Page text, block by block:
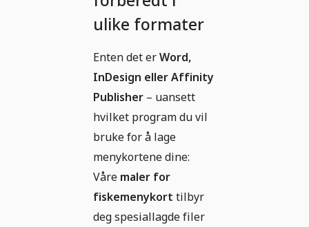
ulike formater
Enten det erWord,
InDesign eller Affinity
Publisher – uansett
hvilket program du vil
bruke for å lage
menykortene dine:
Våre maler for
fiskemenykort tilbyr
deg spesiallagde filer